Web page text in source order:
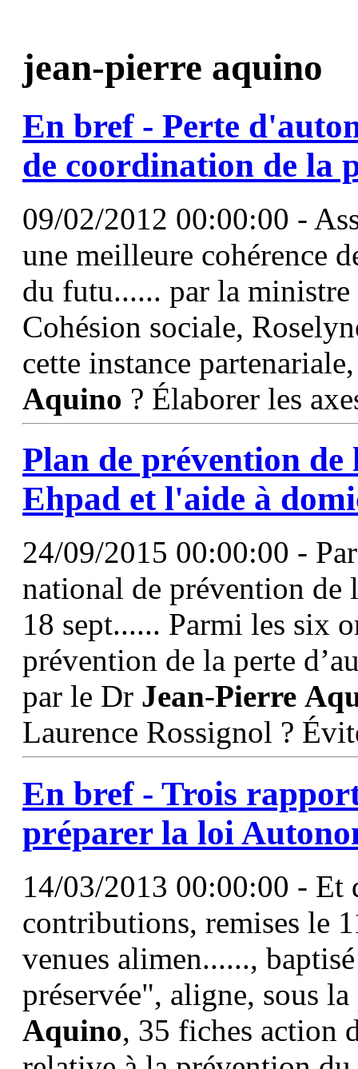
jean-pierre aquino
En bref - Perte
de coordination de la
09/02/2012 00:00:00 -
une meilleure cohérence
du futu...... par la ministre
Cohésion sociale,
cette instance
Aquino ? Élaborer les
Plan de prévention de
Ehpad et l'aide à
24/09/2015 00:00:00 -
national de prévention de
18 sept...... Parmi les six
prévention de la perte
par le Dr Jean-Pierre
Laurence Rossignol ?
En bref - Trois
préparer la loi
14/03/2013 00:00:00 - Et
contributions, remises le
venues alimen......,
préservée", aligne, sous
Aquino, 35 fiches action